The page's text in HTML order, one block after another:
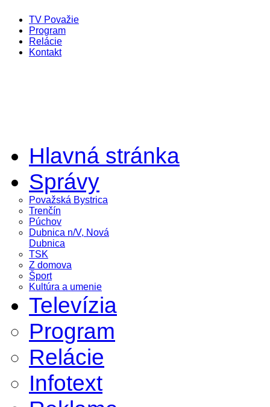
TV Považie
Program
Relácie
Kontakt
Hlavná stránka
Správy
Považská Bystrica
Trenčín
Púchov
Dubnica n/V, Nová
Dubnica
TSK
Z domova
Šport
Kultúra a umenie
Televízia
Program
Relácie
Infotext